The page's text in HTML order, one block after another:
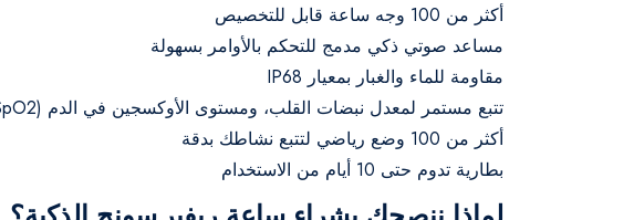
أكثر من 100 وجه ساعة قابل للتخصيص
مساعد صوتي ذكي مدمج للتحكم بالأوامر بسهولة
مقاومة للماء والغبار بمعيار IP68
تتبع مستمر لمعدل نبضات القلب، ومستوى الأوكسجين في الدم (SpO2)
أكثر من 100 وضع رياضي لتتبع نشاطك بدقة
بطارية تدوم حتى 10 أيام من الاستخدام